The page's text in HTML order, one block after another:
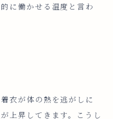
に働かせる温度と言わ
衣が体の熱を逃がしに
上昇してきます。こうし